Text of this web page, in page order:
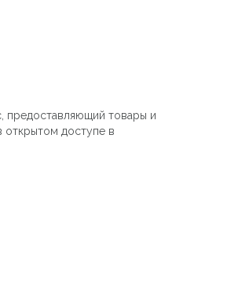
предоставляющий товары и
открытом доступе в